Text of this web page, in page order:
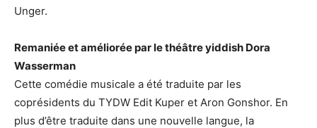
Unger.
Remaniée et améliorée par le théâtre yiddish Dora
Wasserman
Cette comédie musicale a été traduite par les
coprésidents du TYDW Edit Kuper et Aron Gonshor. En
plus d’être traduite dans une nouvelle langue, la